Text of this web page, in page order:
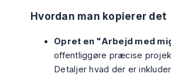
Hvordan man kopierer det
Opret en "Arbejd med
offentliggøre præcise
Detaljer hvad der er